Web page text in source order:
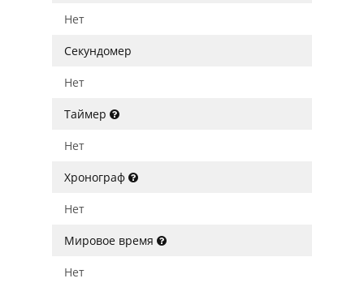
Нет
Секундомер
Нет
Таймер
Нет
Хронограф
Нет
Мировое время
Нет